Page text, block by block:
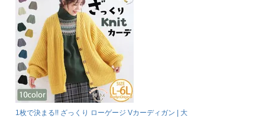
1枚で決まる!! ざっくり ローゲージ Vカーディガン | 大